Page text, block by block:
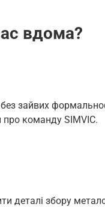
вдома?
зайвих
про команду SIMVIC.
деталі збору